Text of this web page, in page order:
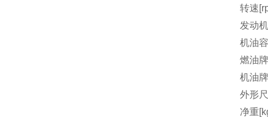
转速
发动
机油
燃油
机油
外形
净重